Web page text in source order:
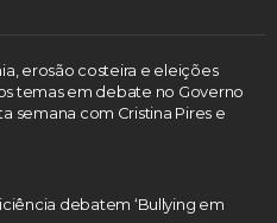
erosão costeira e eleições
temas em debate no Governo
semana com Cristina Pires e
debatem ‘Bullying em